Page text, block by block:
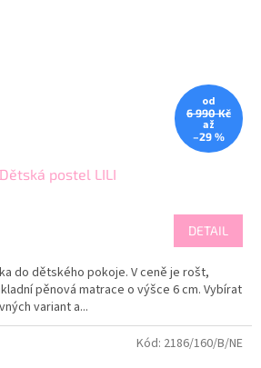
od
6 990 Kč
až
–29 %
Dětská postel LILI
DETAIL
do dětského pokoje. V ceně je rošt,
pěnová matrace o výšce 6 cm. Vybírat
variant a...
Kód: 2186/160/B/NE